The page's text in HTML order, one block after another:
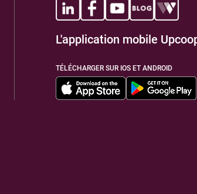
L'application mobile
TÉLÉCHARGER SUR IOS ET ANDROID